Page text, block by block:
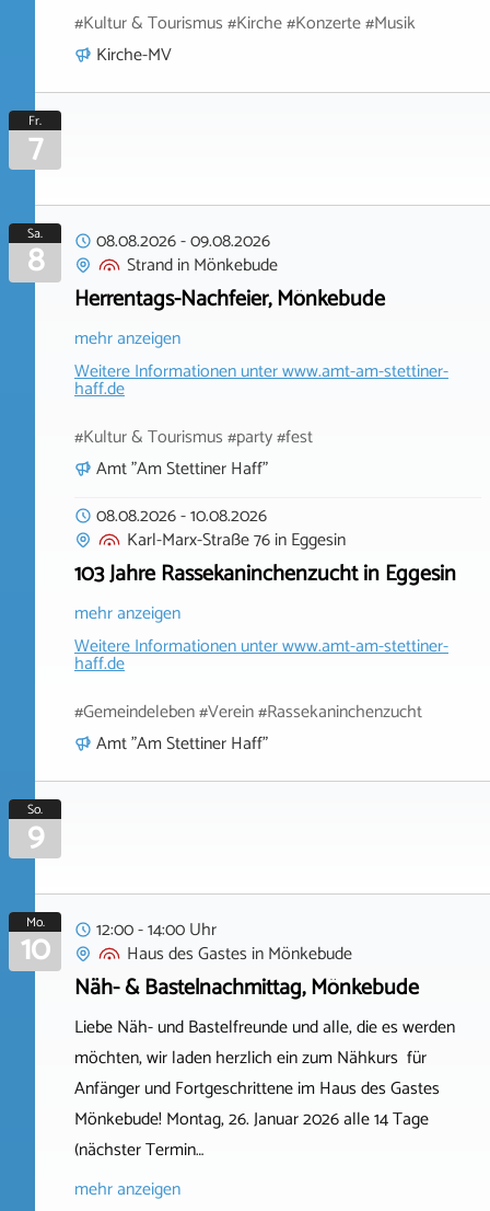
#Kultur & Tourismus #Kirche #Konzerte #Musik
Kirche-MV
Fr.
7
Sa.
8 08.08.2026-09.08.2026
StrandinMönkebude
Herrentags-Nachfeier, Mönkebude
mehr anzeigen
Weitere Informationen unterwww.amt-am-stettiner-
haff.de
#Kultur & Tourismus #party #fest
Amt "Am Stettiner Haff"
08.08.2026-10.08.2026
Karl-Marx-Straße 76inEggesin
103 Jahre Rassekaninchenzucht in Eggesin
mehr anzeigen
Weitere Informationen unterwww.amt-am-stettiner-
haff.de
#Gemeindeleben #Verein #Rassekaninchenzucht
Amt "Am Stettiner Haff"
So.
9
Mo.
10
12:00 - 14:00 Uhr
Haus des Gastes inMönkebude
Näh- & Bastelnachmittag, Mönkebude
Liebe Näh- und Bastelfreunde und alle, die es werden
möchten, wir laden herzlich ein zum Nähkurs für
Anfänger und Fortgeschrittene im Haus des Gastes
Mönkebude! Montag, 26. Januar 2026 alle 14 Tage
(nächster Termin…
mehr anzeigen